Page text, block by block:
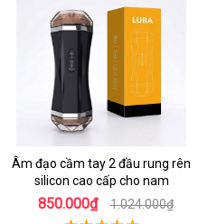
Âm đạo cầm tay 2 đầu rung rên
silicon cao cấp cho nam
850.000₫ 1.024.000₫